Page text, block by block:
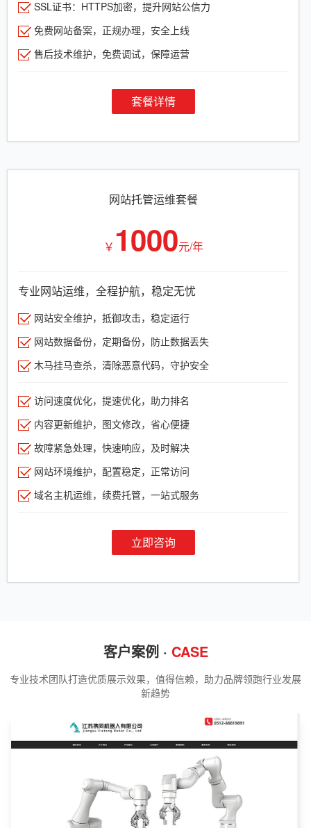
SSL证书：HTTPS加密，提升网站公信力
免费网站备案，正规办理，安全上线
售后技术维护，免费调试，保障运营
套餐详情
网站托管运维套餐
￥ 1000元/年
专业网站运维，全程护航，稳定无忧
网站安全维护，抵御攻击，稳定运行
网站数据备份，定期备份，防止数据丢失
木马挂马查杀，清除恶意代码，守护安全
访问速度优化，提速优化，助力排名
内容更新维护，图文修改，省心便捷
故障紧急处理，快速响应，及时解决
网站环境维护，配置稳定，正常访问
域名主机运维，续费托管，一站式服务
立即咨询
客户案例 · CASE
专业技术团队打造优质展示效果，值得信赖，助力品牌领跑行业发展
新趋势